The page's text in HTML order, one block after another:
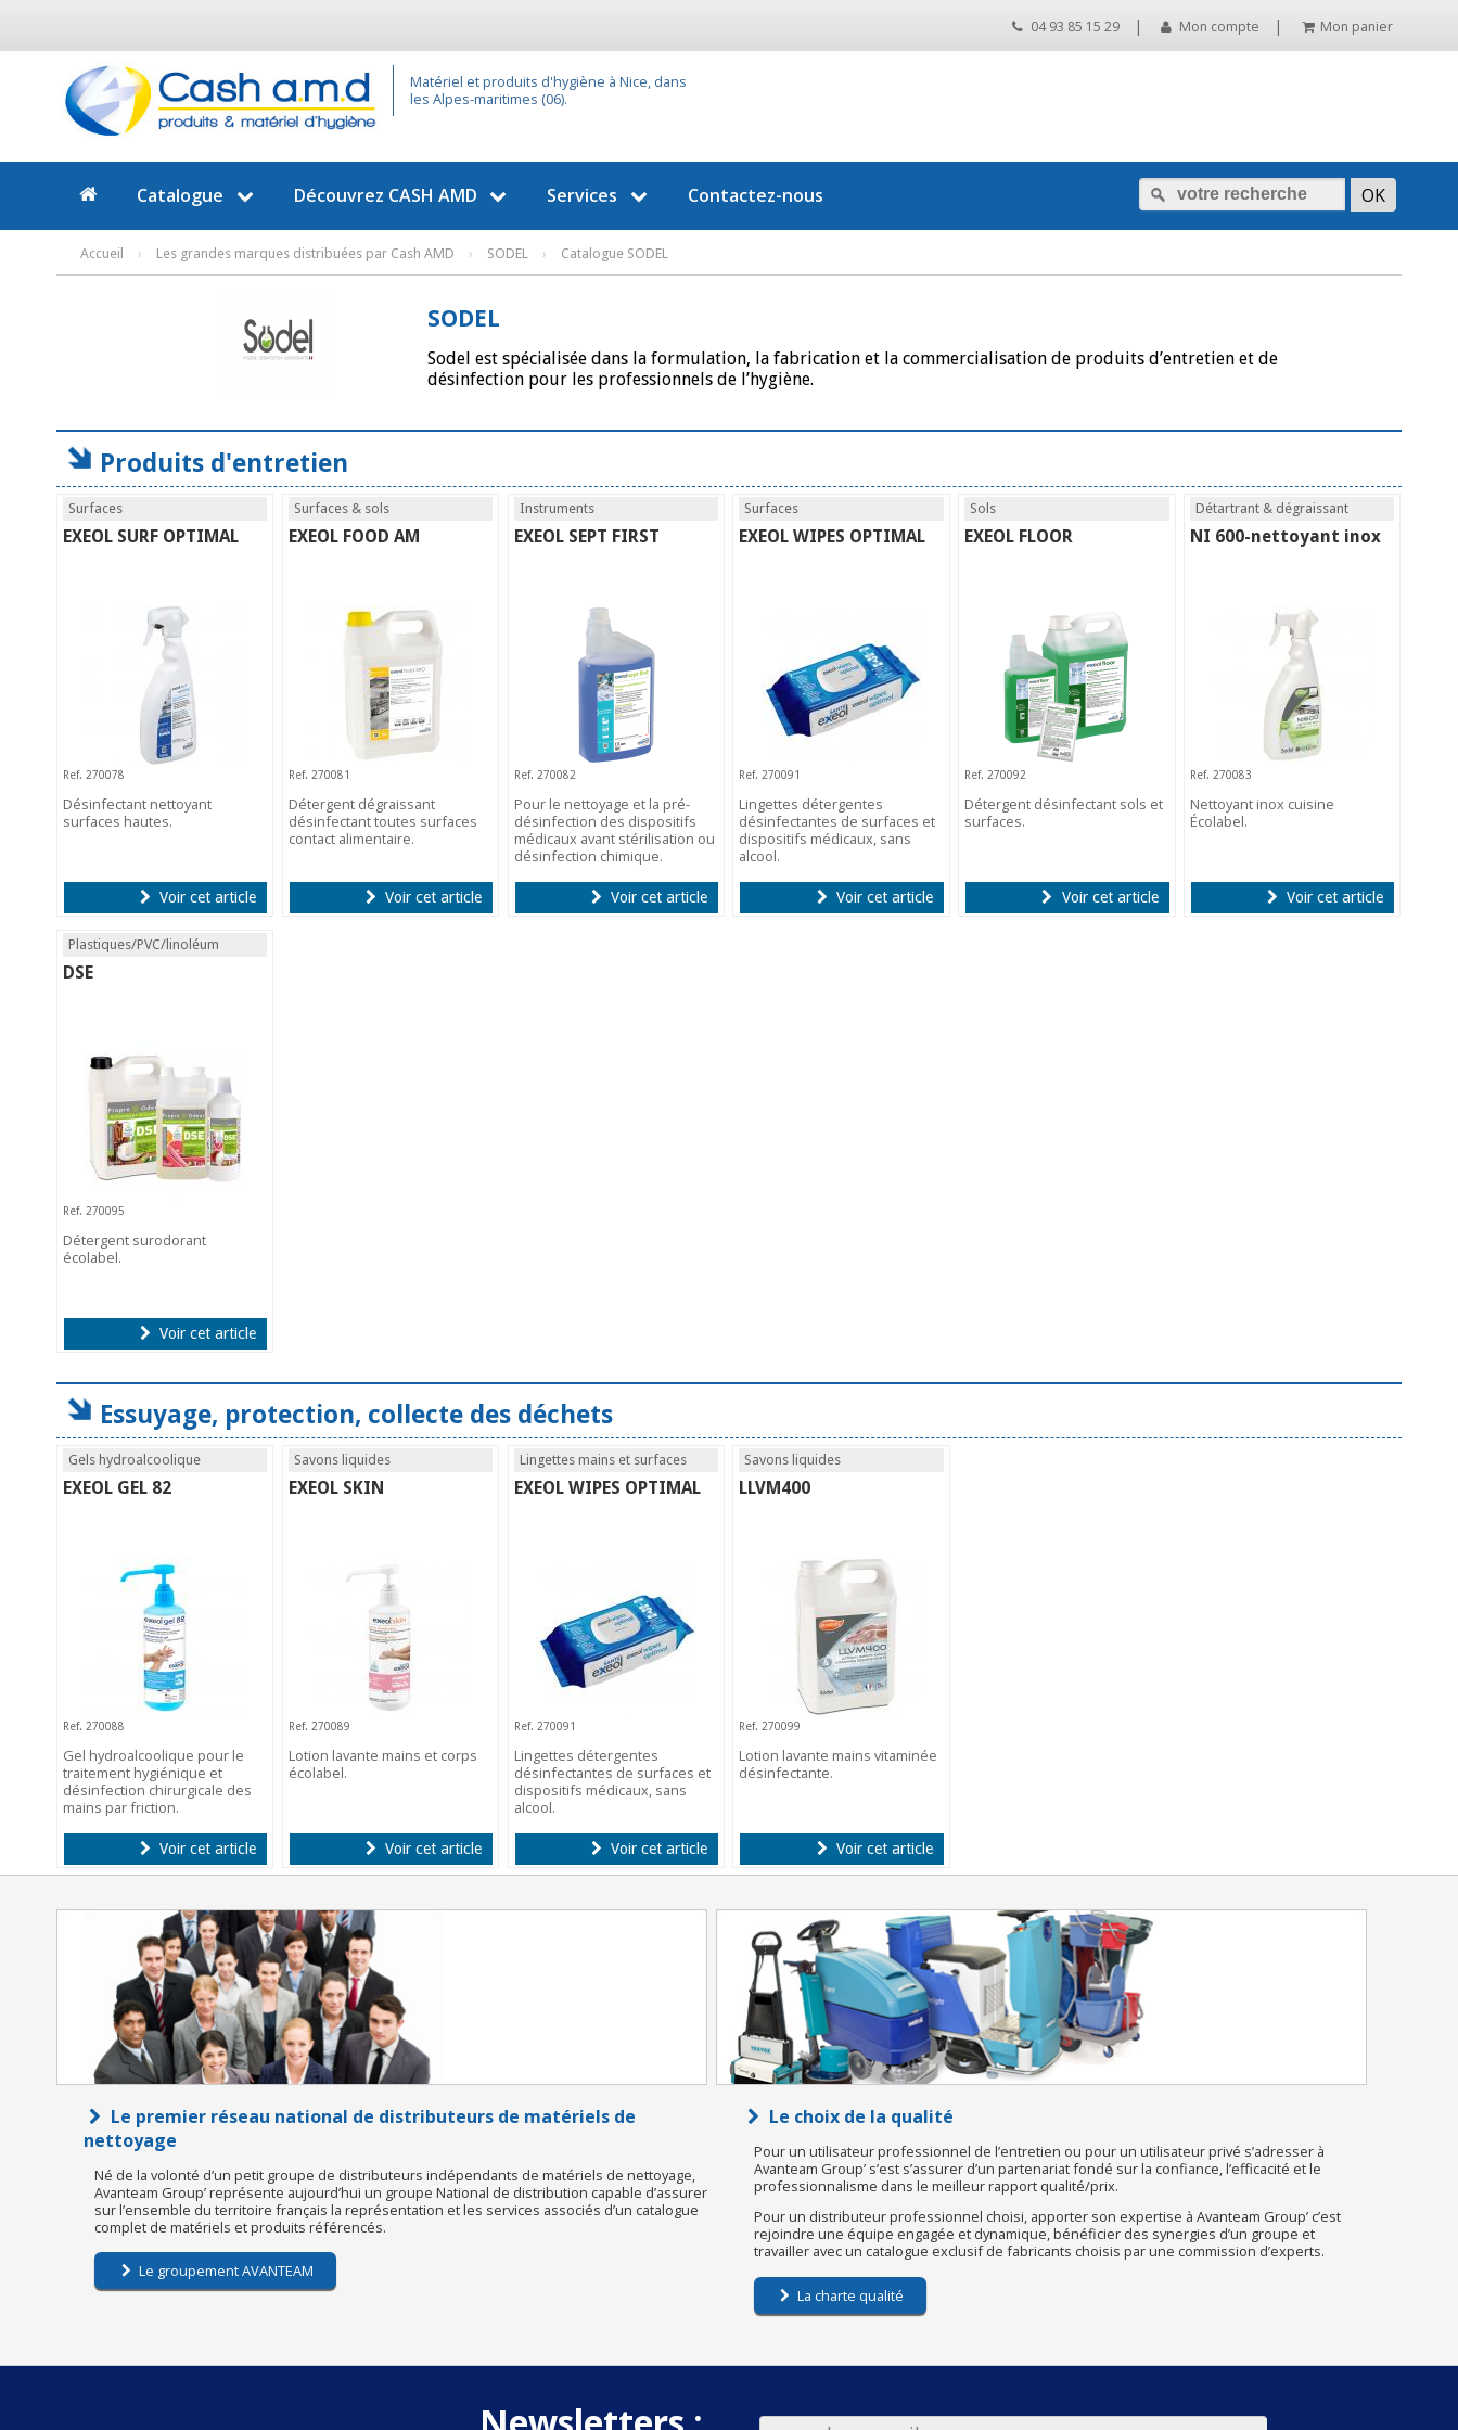
04 93 85 15 29 | Mon compte | Mon panier
Matériel et produits d'hygiène à Nice, dans
les Alpes-maritimes (06).
Catalogue Découvrez CASH AMD Services Contactez-nous
Accueil › Les grandes marques distribuées par Cash AMD › SODEL › Catalogue SODEL
SODEL
Sodel est spécialisée dans la formulation, la fabrication et la commercialisation de produits d’entretien et de
désinfection pour les professionnels de l’hygiène.
Produits d'entretien
Surfaces
EXEOL SURF OPTIMAL
Ref. 270078
Désinfectant nettoyant
surfaces hautes.
Voir cet article
Surfaces & sols
EXEOL FOOD AM
Ref. 270081
Détergent dégraissant
désinfectant toutes surfaces
contact alimentaire.
Voir cet article
Instruments
EXEOL SEPT FIRST
Ref. 270082
Pour le nettoyage et la pré-
désinfection des dispositifs
médicaux avant stérilisation ou
désinfection chimique.
Voir cet article
Surfaces
EXEOL WIPES OPTIMAL
Ref. 270091
Lingettes détergentes
désinfectantes de surfaces et
dispositifs médicaux, sans
alcool.
Voir cet article
Sols
EXEOL FLOOR
Ref. 270092
Détergent désinfectant sols et
surfaces.
Voir cet article
Détartrant & dégraissant
NI 600-nettoyant inox
Ref. 270083
Nettoyant inox cuisine
Écolabel.
Voir cet article
Plastiques/PVC/linoléum
DSE
Ref. 270095
Détergent surodorant
écolabel.
Voir cet article
Essuyage, protection, collecte des déchets
Gels hydroalcoolique
EXEOL GEL 82
Ref. 270088
Gel hydroalcoolique pour le
traitement hygiénique et
désinfection chirurgicale des
mains par friction.
Voir cet article
Savons liquides
EXEOL SKIN
Ref. 270089
Lotion lavante mains et corps
écolabel.
Voir cet article
Lingettes mains et surfaces
EXEOL WIPES OPTIMAL
Ref. 270091
Lingettes détergentes
désinfectantes de surfaces et
dispositifs médicaux, sans
alcool.
Voir cet article
Savons liquides
LLVM400
Ref. 270099
Lotion lavante mains vitaminée
désinfectante.
Voir cet article
Le premier réseau national de distributeurs de matériels de
nettoyage
Né de la volonté d’un petit groupe de distributeurs indépendants de matériels de nettoyage,
Avanteam Group’ représente aujourd’hui un groupe National de distribution capable d’assurer
sur l’ensemble du territoire français la représentation et les services associés d’un catalogue
complet de matériels et produits référencés.
Le groupement AVANTEAM
Le choix de la qualité
Pour un utilisateur professionnel de l’entretien ou pour un utilisateur privé s’adresser à
Avanteam Group’ s’est s’assurer d’un partenariat fondé sur la confiance, l’efficacité et le
professionnalisme dans le meilleur rapport qualité/prix.
Pour un distributeur professionnel choisi, apporter son expertise à Avanteam Group’ c’est
rejoindre une équipe engagée et dynamique, bénéficier des synergies d’un groupe et
travailler avec un catalogue exclusif de fabricants choisis par une commission d’experts.
La charte qualité